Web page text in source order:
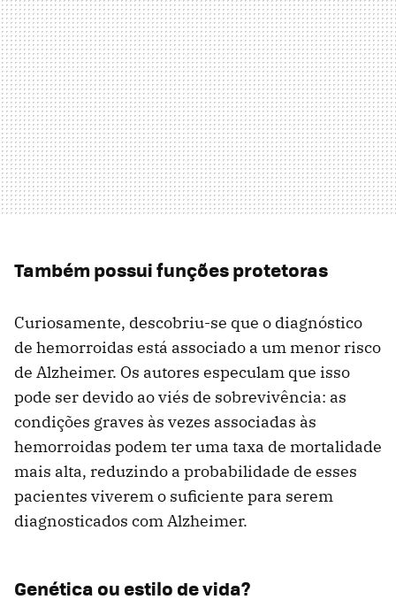
Também possui funções protetoras
Curiosamente, descobriu-se que o diagnóstico
de hemorroidas está associado a um menor risco
de Alzheimer. Os autores especulam que isso
pode ser devido ao viés de sobrevivência: as
condições graves às vezes associadas às
hemorroidas podem ter uma taxa de mortalidade
mais alta, reduzindo a probabilidade de esses
pacientes viverem o suficiente para serem
diagnosticados com Alzheimer.
Genética ou estilo de vida?